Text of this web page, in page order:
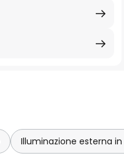
Illuminazione esterna